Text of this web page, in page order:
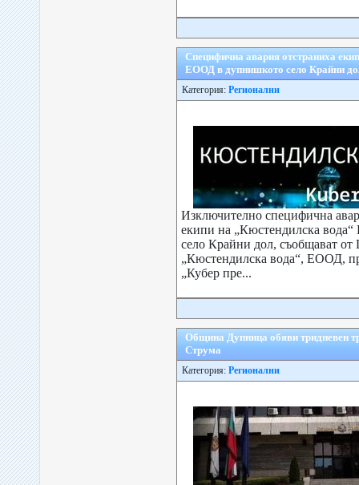
Специфична авария отстраниха
ЕООД в дупнишкото село Крайни
Категория: Регионални
Изключително специфична
екипи на „Кюстендилска
село Крайни дол, съобщават от
„Кюстендилска вода“, ЕООД,
„Кубер пре...
Община Дупница обяви тридневен
Струма
Категория: Регионални